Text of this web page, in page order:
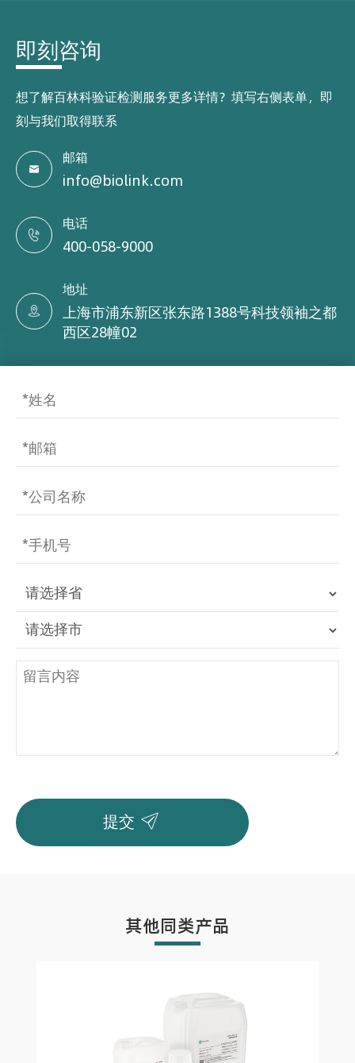
即刻咨询
想了解百林科验证检测服务更多详情？填写右侧表单，即
刻与我们取得联系

邮箱
info@biolink.com

电话
400-058-9000

地址
上海市浦东新区张东路1388号科技领袖之都
西区28幢02
提交 
其他同类产品